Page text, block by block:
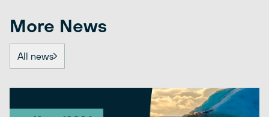
More News
All news